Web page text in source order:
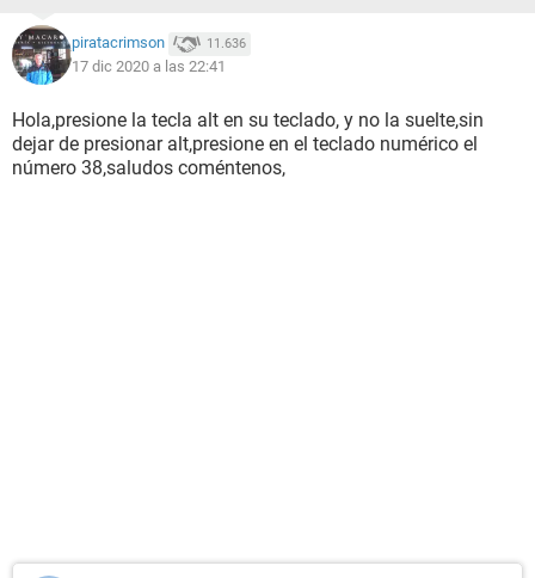
piratacrimson 11.636
17 dic 2020 a las 22:41
Hola,presione la tecla alt en su teclado, y no la suelte,sin
dejar de presionar alt,presione en el teclado numérico el
número 38,saludos coméntenos,